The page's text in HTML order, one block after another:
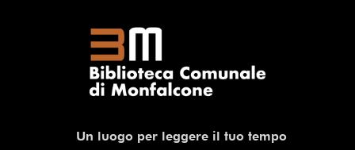
Un luogo per leggere il tuo tempo